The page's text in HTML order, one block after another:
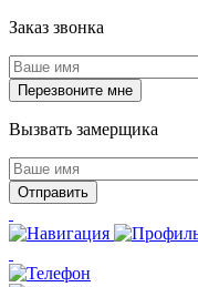
Заказ звонка
Вызвать замерщика